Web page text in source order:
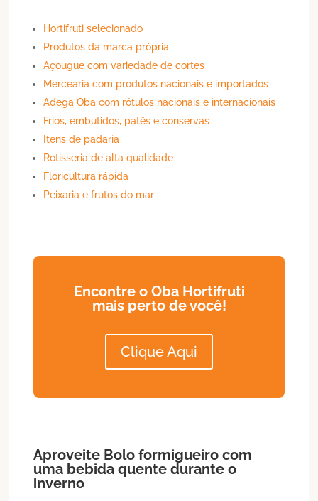
Hortifruti selecionado
Produtos da marca própria
Açougue com variedade de cortes
Mercearia com produtos nacionais e importados
Adega Oba com rótulos nacionais e internacionais
Frios, embutidos, patês e conservas
Itens de padaria
Rotisseria de alta qualidade
Floricultura rápida
Peixaria e frutos do mar
Encontre o Oba Hortifruti
mais perto de você!
Clique Aqui
Aproveite Bolo formigueiro com
uma bebida quente durante o
inverno